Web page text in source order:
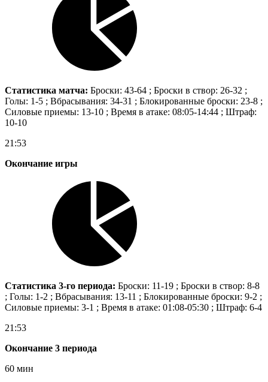
Статистика матча: Броски: 43-64 ; Броски в створ: 26-32 ;
Голы: 1-5 ; Вбрасывания: 34-31 ; Блокированные броски: 23-8 ;
Силовые приемы: 13-10 ; Время в атаке: 08:05-14:44 ; Штраф:
10-10
21:53
Окончание игры
Статистика 3-го периода: Броски: 11-19 ; Броски в створ: 8-8
; Голы: 1-2 ; Вбрасывания: 13-11 ; Блокированные броски: 9-2 ;
Силовые приемы: 3-1 ; Время в атаке: 01:08-05:30 ; Штраф: 6-4
21:53
Окончание 3 периода
60 мин